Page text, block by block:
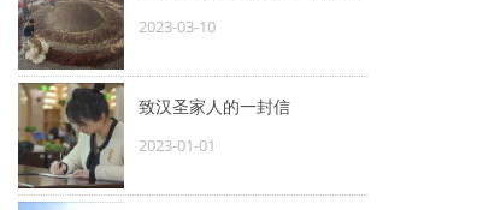
2023-03-10
致汉圣家人的一封信
2023-01-01